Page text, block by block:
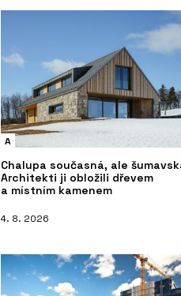
A
Chalupa současná, ale
Architekti ji obložili dřevem
a místním kamenem
4. 8. 2026